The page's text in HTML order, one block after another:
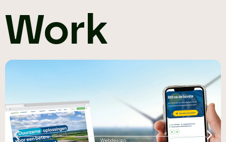
Work
Webdesign